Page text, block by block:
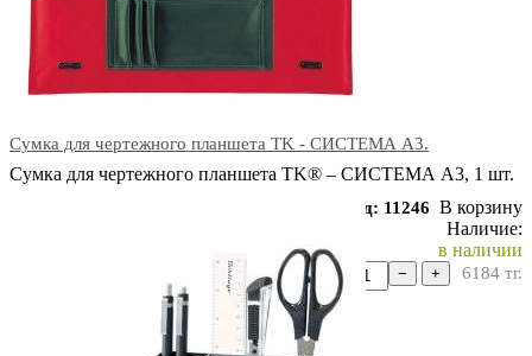
Сумка для чертежного планшета TK - СИСТЕМА A3.
Сумка для чертежного планшета TK® – СИСТЕМА A3, 1 шт.
Код: 11246 В корзину
Наличие:
в наличии
6184 тг.
− +